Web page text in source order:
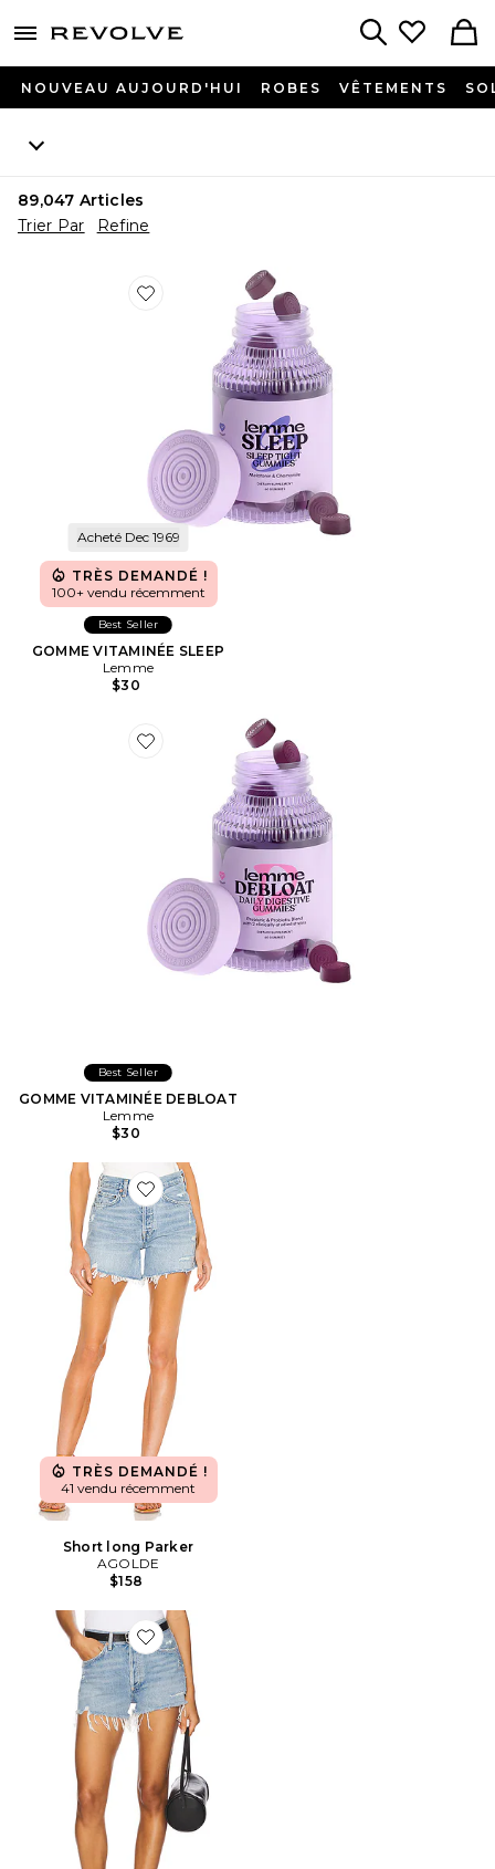
menu - shows more content
NOUVEAU AUJOURD'HUI ROBES VÊTEMENTS
89,047 Articles
Trier Par
Refine
Favorite GOMME VITAMINÉE SLEEP
Acheté Dec 1969
TRÈS DEMANDÉ !
100+ vendu récemment
Best Seller
GOMME VITAMINÉE SLEEP
Lemme
$30
Favorite GOMME VITAMINÉE DEBLOAT
Best Seller
GOMME VITAMINÉE DEBLOAT
Lemme
$30
Favorite Short long Parker
TRÈS DEMANDÉ !
41 vendu récemment
Short long Parker
AGOLDE
$158
Favorite SHORT VINTAGE À DÉCOUPES PARKER